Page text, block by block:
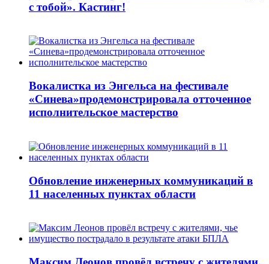
с тобой». Кастинг!
Вокалистка из Энгельса на фестивале
«Синева»продемонстрировала отточенное
исполнительское мастерство
Обновление инженерных коммуникаций в
11 населенных пунктах области